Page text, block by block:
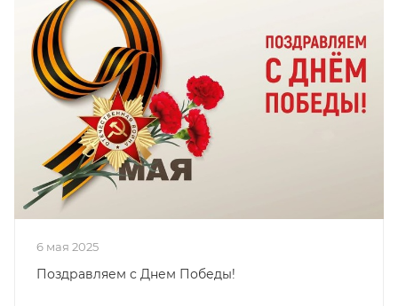
6 мая 2025
Поздравляем с Днем Победы!